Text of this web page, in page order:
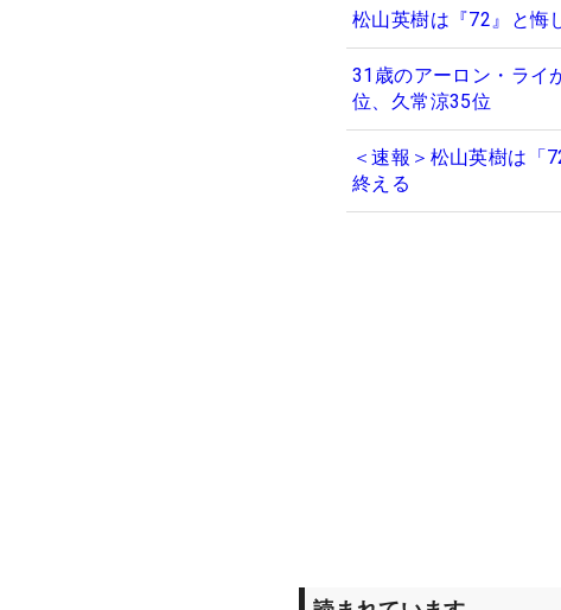
松山英樹は『72』と悔
31歳のアーロン・ラ
位、久常涼35位
＜速報＞松山英樹は
終える